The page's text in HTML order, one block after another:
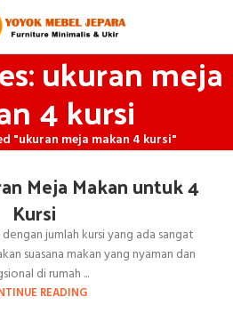
ukuran meja
4 kursi
"ukuran meja makan 4 kursi"
Meja Makan untuk 4
Kursi
jumlah kursi yang ada sangat
suasana makan yang nyaman dan
di rumah ...
READING